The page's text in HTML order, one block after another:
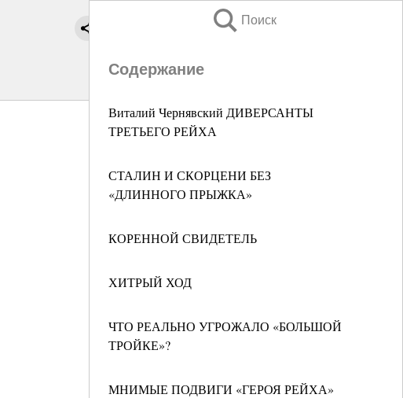
Поиск
Содержание
Виталий Чернявский ДИВЕРСАНТЫ
ТРЕТЬЕГО РЕЙХА
СТАЛИН И СКОРЦЕНИ БЕЗ
«ДЛИННОГО ПРЫЖКА»
КОРЕННОЙ СВИДЕТЕЛЬ
ХИТРЫЙ ХОД
ЧТО РЕАЛЬНО УГРОЖАЛО «БОЛЬШОЙ
ТРОЙКЕ»?
МНИМЫЕ ПОДВИГИ «ГЕРОЯ РЕЙХА»